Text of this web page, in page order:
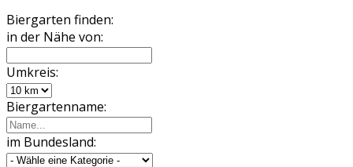
Biergarten finden:
in der Nähe von:
Umkreis:
Biergartenname:
im Bundesland: